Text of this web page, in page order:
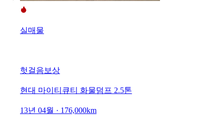
실매물
헛걸음보상
현대 마이티큐티 화물덤프 2.5톤
13년 04월 · 176,000km